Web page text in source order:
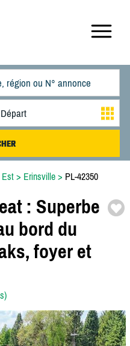
Est > Erinsville > PL-42350
: Superbe
bord du
foyer et